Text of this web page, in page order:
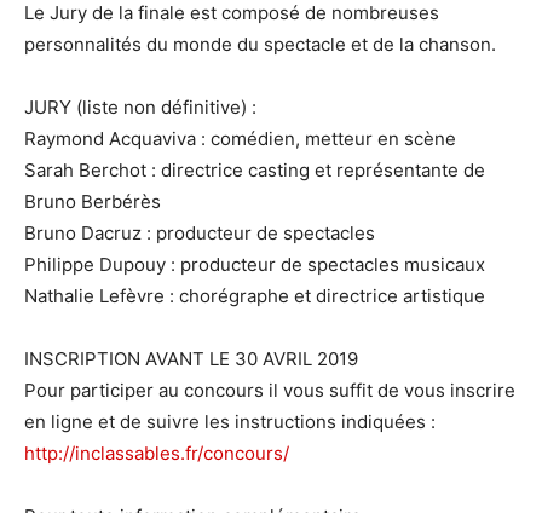
Le Jury de la finale est composé de nombreuses
personnalités du monde du spectacle et de la chanson.
JURY (liste non définitive) :
Raymond Acquaviva : comédien, metteur en scène
Sarah Berchot : directrice casting et représentante de
Bruno Berbérès
Bruno Dacruz : producteur de spectacles
Philippe Dupouy : producteur de spectacles musicaux
Nathalie Lefèvre : chorégraphe et directrice artistique
INSCRIPTION AVANT LE 30 AVRIL 2019
Pour participer au concours il vous suffit de vous inscrire
en ligne et de suivre les instructions indiquées :
http://inclassables.fr/concours/